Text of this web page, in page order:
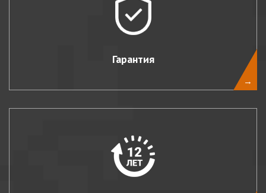
Гарантия
→